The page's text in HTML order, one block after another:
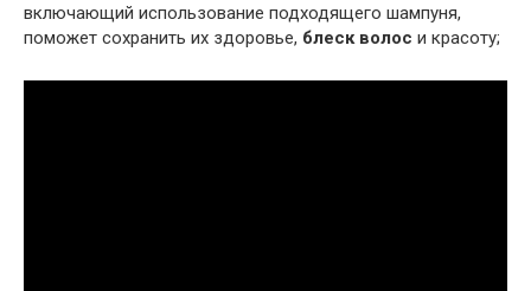
включающий использование подходящего шампуня,
поможет сохранить их здоровье, блеск волос и красоту;